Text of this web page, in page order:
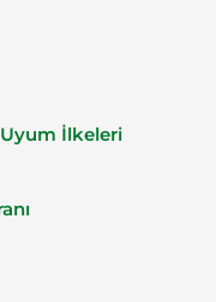
İlkeleri